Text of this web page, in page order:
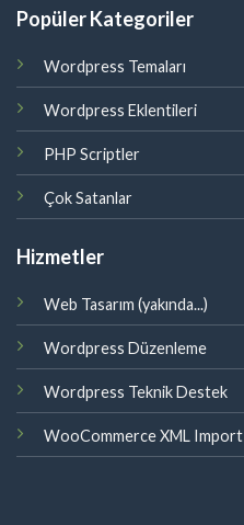
Popüler Kategoriler
Wordpress Temaları
Wordpress Eklentileri
PHP Scriptler
Çok Satanlar
Hizmetler
Web Tasarım (yakında...)
Wordpress Düzenleme
Wordpress Teknik Destek
WooCommerce XML Import